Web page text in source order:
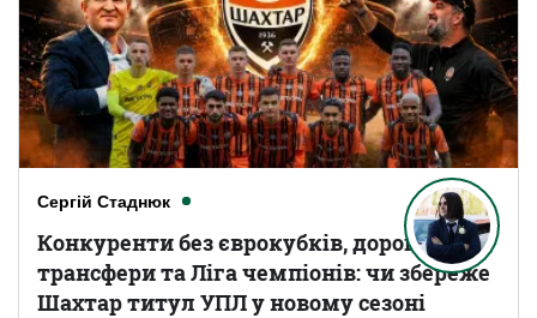
Сергій Стаднюк
Конкуренти без єврокубків, дорогі
трансфери та Ліга чемпіонів: чи збереже
Шахтар титул УПЛ у новому сезоні